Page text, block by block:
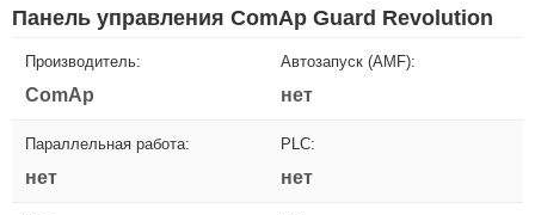
Панель управления ComAp Guard Revolution
Производитель:
ComAp
Автозапуск (AMF):
нет
Параллельная работа:
нет
PLC:
нет